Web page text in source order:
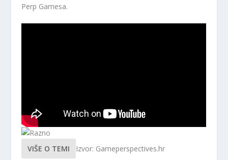
Perp Gamesa.
VIŠE O TEMI Izvor: Gameperspectives.hr